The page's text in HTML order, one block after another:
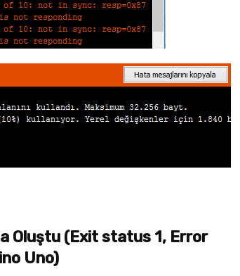
Oluştu (Exit status 1, Error
Uno)